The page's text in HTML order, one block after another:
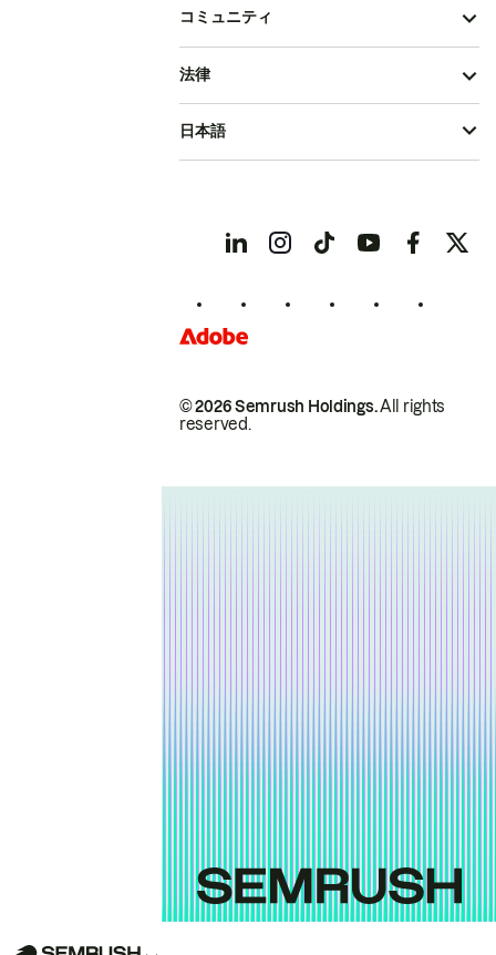
コミュニティ
© 2026 Semrush Holdings.All rights
reserved.
法律
日本語